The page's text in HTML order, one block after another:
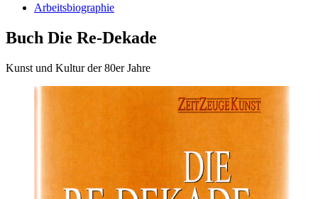
Arbeitsbiographie
Buch Die Re-Dekade
Kunst und Kultur der 80er Jahre